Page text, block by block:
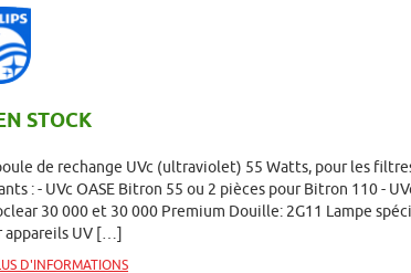
STOCK
de rechange UVc (ultraviolet) 55 Watts, pour les
: - UVc OASE Bitron 55 ou 2 pièces pour Bitron 110 -
30 000 et 30 000 Premium Douille: 2G11 Lampe
appareils UV […]
D'INFORMATIONS